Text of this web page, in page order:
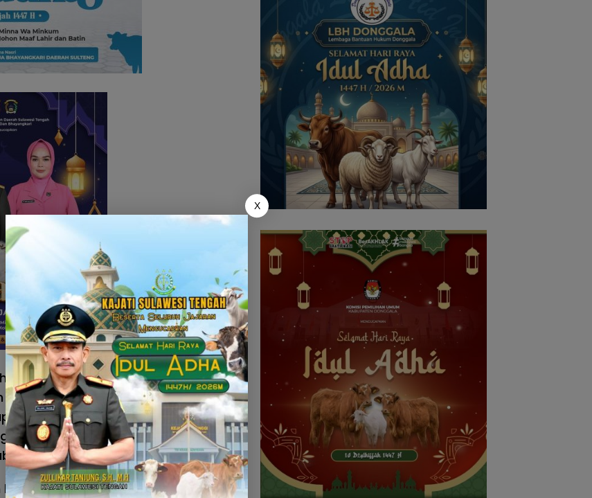
sebagai Ketua Umum Terpilih
Indonesia (PB LS-ADI)
hasil pemilihan ini berlangsung
digelar di Sekretariat PB LS-ADI,
6 Juni 2026.
oleh Ketua Dewan
X